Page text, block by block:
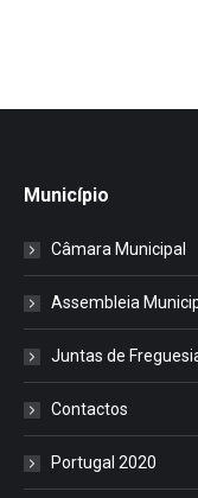
Município
Câmara Municipal
Assembleia
Juntas de
Contactos
Portugal 2020